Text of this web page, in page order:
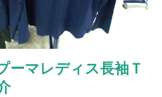
マレディス長袖Ｔ